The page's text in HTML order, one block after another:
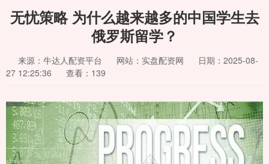
无忧策略 为什么越来越多的中国学生去
俄罗斯留学？
来源：牛达人配资平台 网站：实盘配资网
日期：2025-08-
27 12:25:36
查看：139